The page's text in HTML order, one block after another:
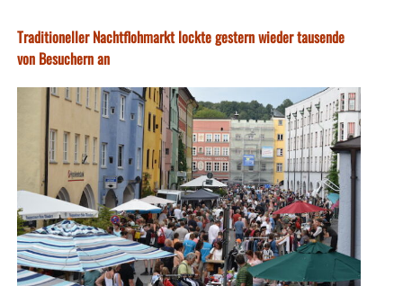
Traditioneller Nachtflohmarkt lockte gestern wieder tausende
von Besuchern an